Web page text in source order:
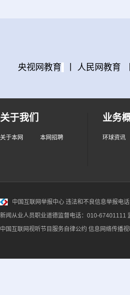
央视网教育 人民网教育
关于我们
关于本网 本网招聘
业务
环球资讯
中国互联网举报中心 违法和不良信息举报电
新闻从业人员职业道德监督电话：010-
中国互联网视听节目服务自律公约 信息网络传播